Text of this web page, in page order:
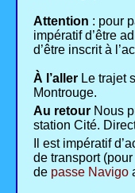
Attention : pour
impératif d’être
d’être inscrit à
À l’aller Le trajet
Montrouge.
Au retour Nous
station Cité.
Il est impératif
de transport
de passe Navigo